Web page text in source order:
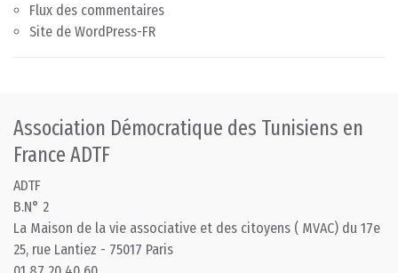
Flux des commentaires
Site de WordPress-FR
Association Démocratique des Tunisiens en
France ADTF
ADTF
B.N° 2
La Maison de la vie associative et des citoyens ( MVAC) du 17e
25, rue Lantiez - 75017 Paris